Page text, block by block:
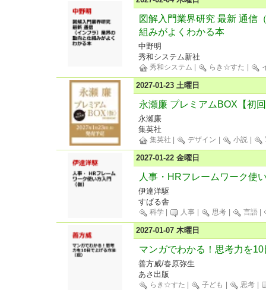
図解入門業界研究 最新 通信
組みがよくわかる本
中野明
秀和システム新社
秀和システム らき☆すた
2027-01-23 土曜日
永瀬廉 プレミアムBOX【初
永瀬廉
集英社
集英社 デザイン 小説
2027-01-22 金曜日
人事・HRフレームワーク使
伊達洋駆
すばる舎
科学 人事 思考 言語
2027-01-07 木曜日
マンガでわかる！思考力を
善方威/春原弥生
あさ出版
らき☆すた 子ども 思考